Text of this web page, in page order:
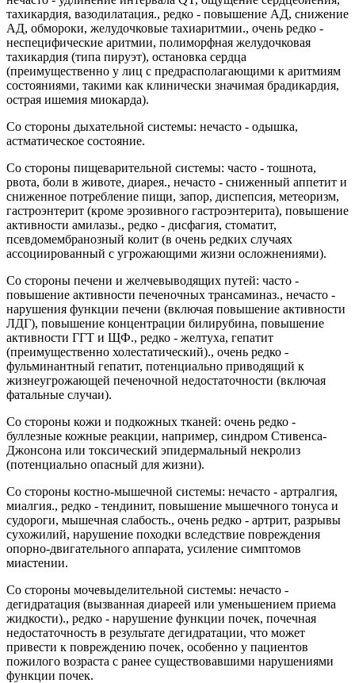
тахикардия, вазодилатация., редко - повышение АД, снижение
АД, обмороки, желудочковые тахиаритмии., очень редко -
неспецифические аритмии, полиморфная желудочковая
тахикардия (типа пируэт), остановка сердца
(преимущественно у лиц с предрасполагающими к аритмиям
состояниями, такими как клинически значимая брадикардия,
острая ишемия миокарда).
Со стороны дыхательной системы: нечасто - одышка,
астматическое состояние.
Со стороны пищеварительной системы: часто - тошнота,
рвота, боли в животе, диарея., нечасто - сниженный аппетит и
сниженное потребление пищи, запор, диспепсия, метеоризм,
гастроэнтерит (кроме эрозивного гастроэнтерита), повышение
активности амилазы., редко - дисфагия, стоматит,
псевдомембранозный колит (в очень редких случаях
ассоциированный с угрожающими жизни осложнениями).
Со стороны печени и желчевыводящих путей: часто -
повышение активности печеночных трансаминаз., нечасто -
нарушения функции печени (включая повышение активности
ЛДГ), повышение концентрации билирубина, повышение
активности ГГТ и ЩФ., редко - желтуха, гепатит
(преимущественно холестатический)., очень редко -
фульминантный гепатит, потенциально приводящий к
жизнеугрожающей печеночной недостаточности (включая
фатальные случаи).
Со стороны кожи и подкожных тканей: очень редко -
буллезные кожные реакции, например, синдром Стивенса-
Джонсона или токсический эпидермальный некролиз
(потенциально опасный для жизни).
Со стороны костно-мышечной системы: нечасто - артралгия,
миалгия., редко - тендинит, повышение мышечного тонуса и
судороги, мышечная слабость., очень редко - артрит, разрывы
сухожилий, нарушение походки вследствие повреждения
опорно-двигательного аппарата, усиление симптомов
миастении.
Со стороны мочевыделительной системы: нечасто -
дегидратация (вызванная диареей или уменьшением приема
жидкости)., редко - нарушение функции почек, почечная
недостаточность в результате дегидратации, что может
привести к повреждению почек, особенно у пациентов
пожилого возраста с ранее существовавшими нарушениями
функции почек.